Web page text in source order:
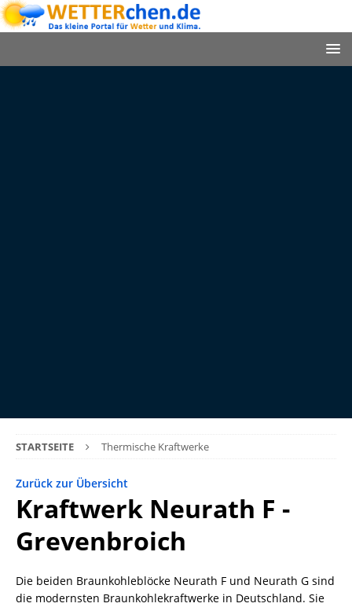
STARTSEITE Thermische Kraftwerke
Zurück zur Übersicht
Kraftwerk Neurath F -
Grevenbroich
Die beiden Braunkohleblöcke Neurath F und Neurath G sind
die modernsten Braunkohlekraftwerke in Deutschland. Sie